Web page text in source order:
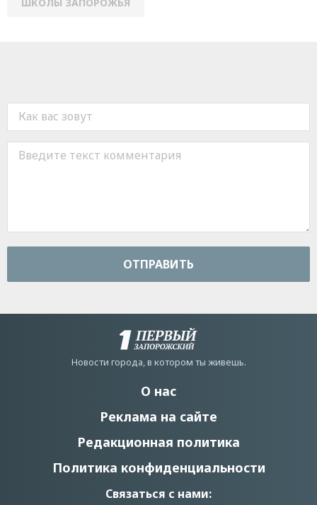
ШКОЛЫ ЗАПОРОЖЬЯ
ОТПРАВИТЬ
Новости города, в котором ты живешь.
О нас
Реклама на сайте
Редакционная политика
Политика конфиденциальности
Связаться с нами: